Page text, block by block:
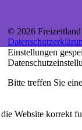
© 2026
Einstellungen
Bitte treffen Sie
Website korrekt